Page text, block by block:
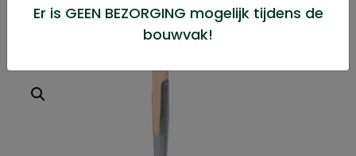
Mestvork 4 t.licht compl.
Er is GEEN BEZORGING mogelijk tijdens de
bouwvak!